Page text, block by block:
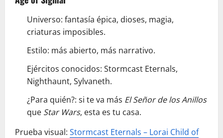
Universo: fantasía épica, dioses, magia,
criaturas imposibles.
Estilo: más abierto, más narrativo.
Ejércitos conocidos: Stormcast Eternals,
Nighthaunt, Sylvaneth.
¿Para quién?: si te va más El Señor de los Anillos
que Star Wars, esta es tu casa.
Prueba visual: Stormcast Eternals – Lorai Child of